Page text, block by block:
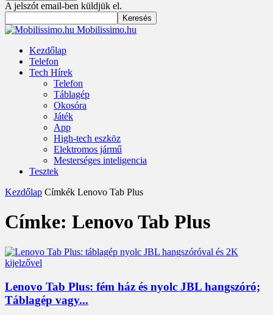
A jelszót email-ben küldjük el.
Mobilissimo.hu
Kezdőlap
Telefon
Tech Hírek
Telefon
Táblagép
Okosóra
Játék
App
High-tech eszköz
Elektromos jármű
Mesterséges inteligencia
Tesztek
Kezdőlap Címkék Lenovo Tab Plus
Címke: Lenovo Tab Plus
Lenovo Tab Plus: fém ház és nyolc JBL hangszóró;
Táblagép vagy...